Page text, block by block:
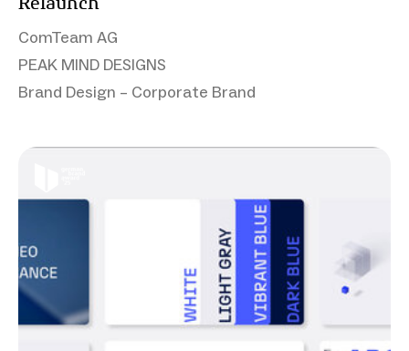
Relaunch
ComTeam AG
PEAK MIND DESIGNS
Brand Design – Corporate Brand